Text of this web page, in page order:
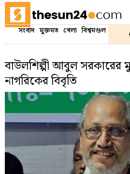
সংবাদ মুক্তমত খেলা বিশ্বমণ্ডল
বাউলশিল্পী আবুল সরকারের
নাগরিকের বিবৃতি